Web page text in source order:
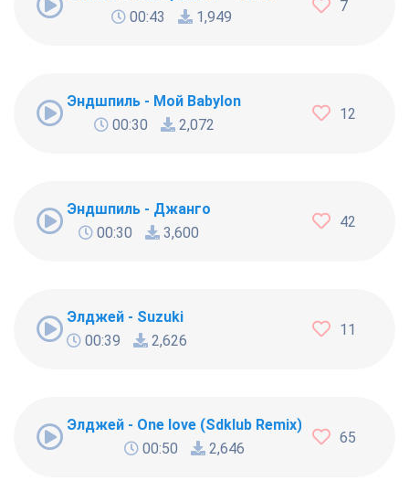
00:43
1,949
7
Эндшпиль - Мой Babylon
00:30
2,072
12
Эндшпиль - Джанго
00:30
3,600
42
Элджей - Suzuki
00:39
2,626
11
Элджей - One love (Sdklub Remix)
00:50
2,646
65